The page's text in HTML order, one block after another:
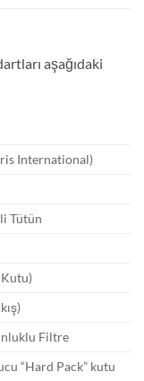
aşağıdaki
International)
Tütün
Filtre
“Hard Pack” kutu